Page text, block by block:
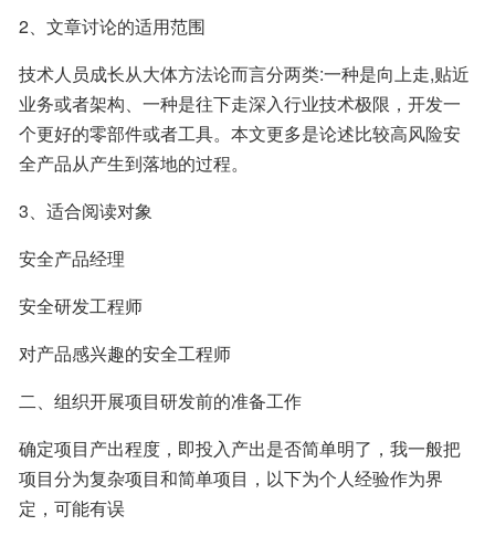
2、文章讨论的适用范围
技术人员成长从大体方法论而言分两类:一种是向上走,贴近
业务或者架构、一种是往下走深入行业技术极限，开发一
个更好的零部件或者工具。本文更多是论述比较高风险安
全产品从产生到落地的过程。
3、适合阅读对象
安全产品经理
安全研发工程师
对产品感兴趣的安全工程师
二、组织开展项目研发前的准备工作
确定项目产出程度，即投入产出是否简单明了，我一般把
项目分为复杂项目和简单项目，以下为个人经验作为界
定，可能有误